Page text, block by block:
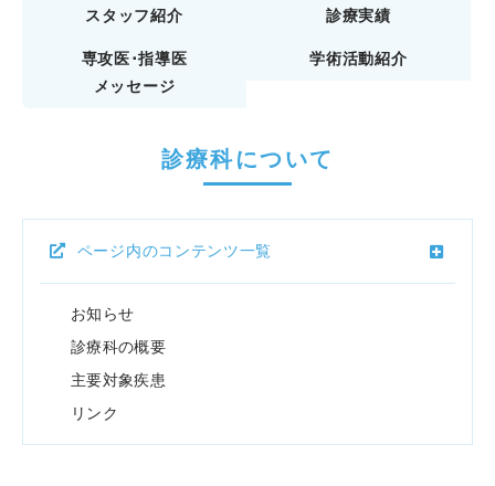
スタッフ紹介 診療実績
専攻医･指導医
メッセージ
学術活動紹介
診療科について
ページ内のコンテンツ一覧
お知らせ
診療科の概要
主要対象疾患
リンク